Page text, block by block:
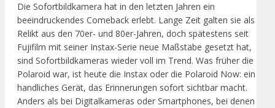
Die Sofortbildkamera hat in den letzten Jahren ein
beeindruckendes Comeback erlebt. Lange Zeit galten sie als
Relikt aus den 70er- und 80er-Jahren, doch spätestens seit
Fujifilm mit seiner Instax-Serie neue Maßstäbe gesetzt hat,
sind Sofortbildkameras wieder voll im Trend. Was früher die
Polaroid war, ist heute die Instax oder die Polaroid Now: ein
handliches Gerät, das Erinnerungen sofort sichtbar macht.
Anders als bei Digitalkameras oder Smartphones, bei denen